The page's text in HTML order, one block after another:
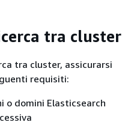
tra cluster
tra cluster, assicurarsi
requisiti:
o domini Elasticsearch